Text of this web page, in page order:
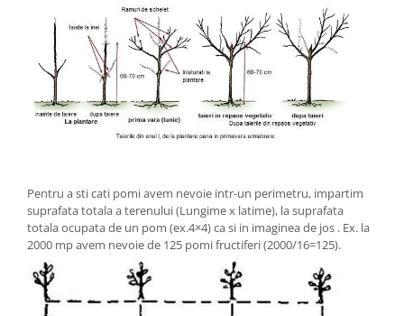
Pentru a sti cati pomi avem nevoie intr-un perimetru, impartim
suprafata totala a terenului (Lungime x latime), la suprafata
totala ocupata de un pom (ex.4×4) ca si in imaginea de jos . Ex. la
2000 mp avem nevoie de 125 pomi fructiferi (2000/16=125).